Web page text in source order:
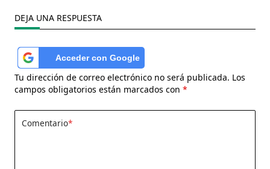
DEJA UNA RESPUESTA
Acceder con Google
Tu dirección de correo electrónico no será publicada. Los
campos obligatorios están marcados con *
Comentario*